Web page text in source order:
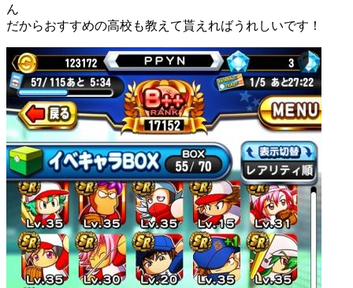
ん
だからおすすめの高校も教えて貰えればうれしいです！